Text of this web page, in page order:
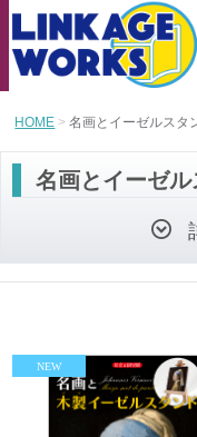
HOME 名画とイーゼルスタ
名画とイーゼル